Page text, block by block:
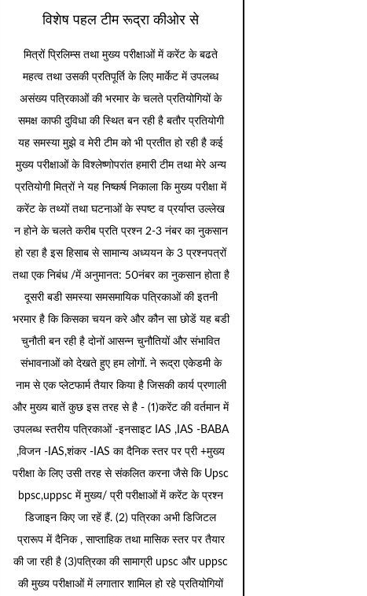
विशेष पहल टीम रूद्रा कीओर से
मित्रों प्रिलिम्स तथा मुख्य परीक्षाओं में करेंट के बढते
महत्व तथा उसकी प्रतिपूर्ति के लिए मार्केट में उपलब्ध
असंख्य पत्रिकाओं की भरमार के चलते प्रतियोगियों के
समक्ष काफी दुविधा की स्थित बन रही है बतौर प्रतियोगी
यह समस्या मुझे व मेरी टीम को भी प्रतीत हो रही है कई
मुख्य परीक्षाओं के विश्लेष्णोपरांत हमारी टीम तथा मेरे अन्य
प्रतियोगी मित्रों ने यह निष्कर्ष निकाला कि मुख्य परीक्षा में
करेंट के तथ्यों तथा घटनाओं के स्पष्ट व प्रर्याप्त उल्लेख
न होने के चलते करीब प्रति प्रश्न 2-3 नंबर का नुकसान
हो रहा है इस हिसाब से सामान्य अध्ययन के 3 प्रश्नपत्रों
तथा एक निबंध /में अनुमानत: 50नंबर का नुकसान होता है
दूसरी बडी समस्या समसमायिक पत्रिकाओं की इतनी
भरमार है कि किसका चयन करे और कौन सा छोडें यह बडी
चुनौती बन रही है दोनों आसन्न चुनौतियों और संभावित
संभावनाओं को देखते हुए हम लोगों. ने रूद्रा एकेडमी के
नाम से एक प्लेटफार्म तैयार किया है जिसकी कार्य प्रणाली
और मुख्य बातें कुछ इस तरह से है - (1)करेंट की वर्तमान में
उपलब्ध स्तरीय पत्रिकाओं -इनसाइट IAS ,IAS -BABA
,विजन -IAS,शंकर -IAS का दैनिक स्तर पर प्री +मुख्य
परीक्षा के लिए उसी तरह से संकलित करना जैसे कि Upsc
bpsc,uppsc में मुख्य/ प्री परीक्षाओं में करेंट के प्रश्न
डिजाइन किए जा रहें हैं. (2) पत्रिका अभी डिजिटल
प्रारूप में दैनिक , साप्ताहिक तथा मासिक स्तर पर तैयार
की जा रही है (3)पत्रिका की सामाग्री upsc और uppsc
की मुख्य परीक्षाओं में लगातार शामिल हो रहे प्रतियोगियों